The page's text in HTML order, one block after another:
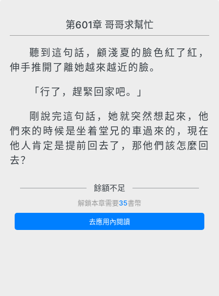
第601章 哥哥求幫忙
聽到這句話，顧淺夏的臉色紅了紅，
伸手推開了離她越來越近的臉。
「行了，趕緊回家吧。」
剛說完這句話，她就突然想起來，他
們來的時候是坐着堂兄的車過來的，現在
他人肯定是提前回去了，那他們該怎麼回
去？
餘額不足
解鎖本章需要35書幣
去應用內閱讀